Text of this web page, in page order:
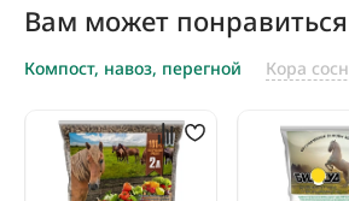
Вам может понравиться
Компост, навоз, перегной Кора